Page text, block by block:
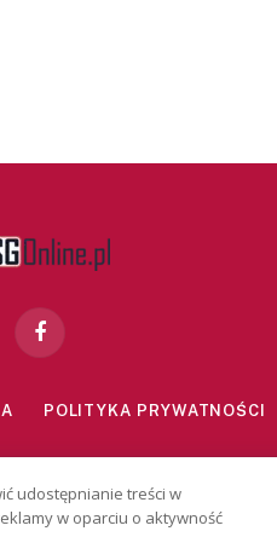
Facebook
POLITYKA PRYWATNOŚCI
udostępnianie treści w
w oparciu o aktywność